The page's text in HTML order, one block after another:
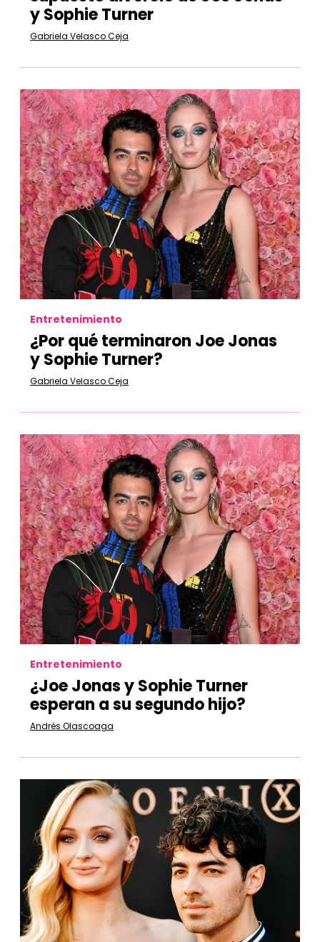
y Sophie Turner
Gabriela Velasco Ceja
Entretenimiento
¿Por qué terminaron Joe Jonas
y Sophie Turner?
Gabriela Velasco Ceja
Entretenimiento
¿Joe Jonas y Sophie Turner
esperan a su segundo hijo?
Andrés Olascoaga